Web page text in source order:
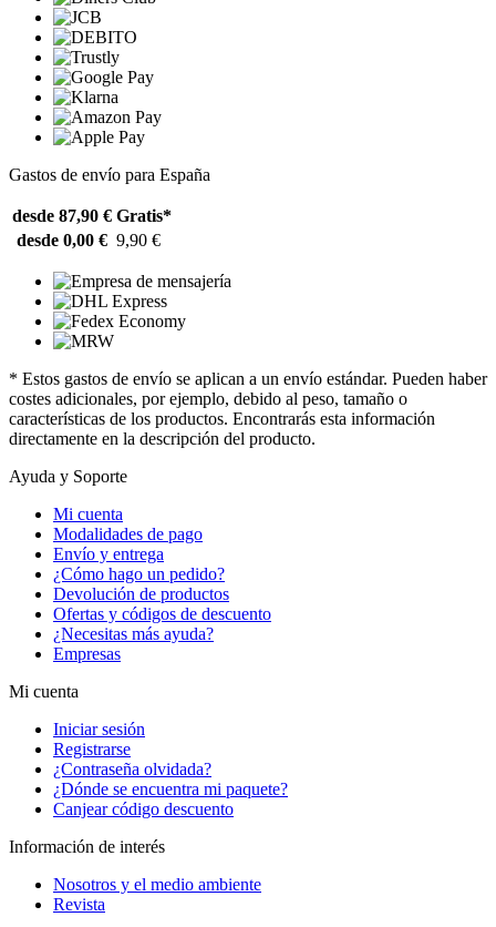
Gastos de envío para España
desde 87,90 € Gratis*
desde 0,00 € 9,90 €
* Estos gastos de envío se aplican a un envío estándar. Pueden haber
costes adicionales, por ejemplo, debido al peso, tamaño o
características de los productos. Encontrarás esta información
directamente en la descripción del producto.
Ayuda y Soporte
Mi cuenta
Modalidades de pago
Envío y entrega
¿Cómo hago un pedido?
Devolución de productos
Ofertas y códigos de descuento
¿Necesitas más ayuda?
Empresas
Mi cuenta
Iniciar sesión
Registrarse
¿Contraseña olvidada?
¿Dónde se encuentra mi paquete?
Canjear código descuento
Información de interés
Nosotros y el medio ambiente
Revista